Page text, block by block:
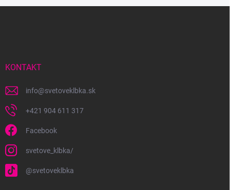
KONTAKT
info@svetoveklbka.sk
+421 904 611 317
Facebook
svetove_klbka/
@svetoveklbka